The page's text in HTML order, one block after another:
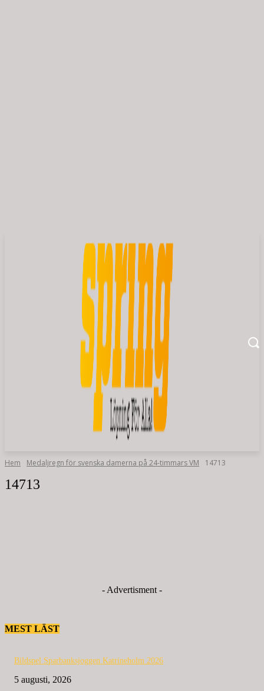
Hem Medaljregn för svenska damerna på 24-timmars VM 14713
14713
- Advertisment -
MEST LÄST
Bildspel Sparbanksjoggen Katrineholm 2026
5 augusti, 2026